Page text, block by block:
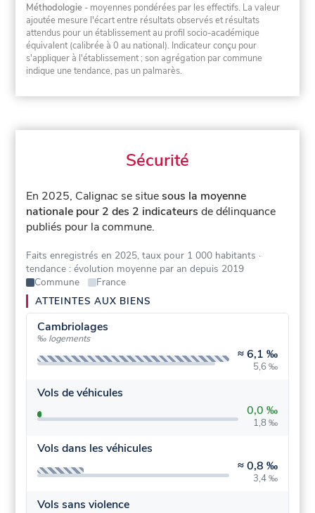
Méthodologie - moyennes pondérées par les effectifs. La valeur
ajoutée mesure l'écart entre résultats observés et résultats
attendus pour un établissement au profil socio-académique
équivalent (calibrée à 0 au national). Indicateur conçu pour
s'appliquer à l'établissement ; son agrégation par commune
indique une tendance, pas un palmarès.
Sécurité
En 2025, Calignac se situesous la moyenne
nationale pour 2 des 2 indicateurs de délinquance
publiés pour la commune.
Faits enregistrés en 2025, taux pour 1 000 habitants ·
tendance : évolution moyenne par an depuis 2019
Commune
France
ATTEINTES AUX BIENS
Cambriolages
‰ logements
≈6,1 ‰
5,6 ‰
Vols de véhicules
0,0 ‰
1,8 ‰
Vols dans les véhicules
≈0,8 ‰
3,4 ‰
Vols sans violence